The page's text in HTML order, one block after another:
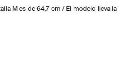
M es de 64,7 cm / El modelo lleva la